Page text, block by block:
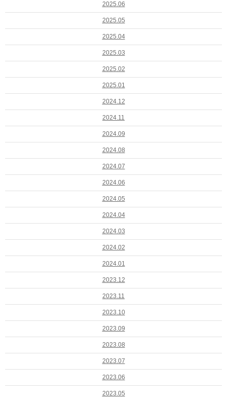
2025.06
2025.05
2025.04
2025.03
2025.02
2025.01
2024.12
2024.11
2024.09
2024.08
2024.07
2024.06
2024.05
2024.04
2024.03
2024.02
2024.01
2023.12
2023.11
2023.10
2023.09
2023.08
2023.07
2023.06
2023.05